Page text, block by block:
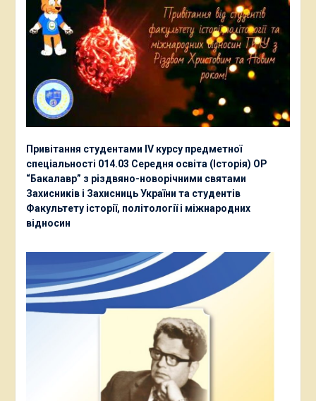
Привітання студентами ІV курсу предметної
спеціальності 014.03 Середня освіта (Історія) ОР
“Бакалавр” з різдвяно-новорічними святами
Захисників і Захисниць України та студентів
Факультету історії, політології і міжнародних
відносин